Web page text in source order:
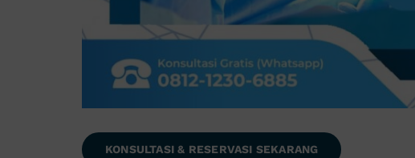
KONSULTASI & RESERVASI SEKARANG